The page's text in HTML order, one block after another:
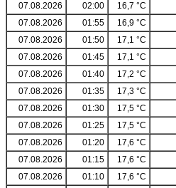
07.08.2026
02:00 16,7 °C
07.08.2026
01:55 16,9 °C
07.08.2026
01:50 17,1 °C
07.08.2026
01:45 17,1 °C
07.08.2026
01:40 17,2 °C
07.08.2026
01:35 17,3 °C
07.08.2026
01:30 17,5 °C
07.08.2026
01:25 17,5 °C
07.08.2026
01:20 17,6 °C
07.08.2026
01:15 17,6 °C
07.08.2026
01:10 17,6 °C